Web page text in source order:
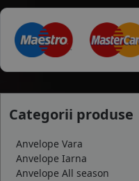
Categorii produse
Anvelope Vara
Anvelope Iarna
Anvelope All season